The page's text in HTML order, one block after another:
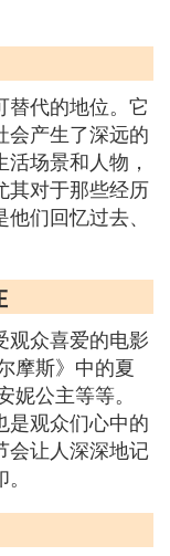
替代的地位。它
会产生了深远的
场景和人物，
其对于那些经历
们回忆过去、
观众喜爱的电影
摩斯》中的夏
公主等等。
是观众们心中的
会让人深深地记